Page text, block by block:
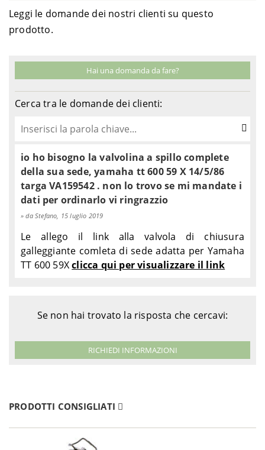
Leggi le domande dei nostri clienti su questo
prodotto.
Hai una domanda da fare?
Cerca tra le domande dei clienti:
io ho bisogno la valvolina a spillo complete
della sua sede, yamaha tt 600 59 X 14/5/86
targa VA159542 . non lo trovo se mi mandate i
dati per ordinarlo vi ringrazzio
da Stefano, 15 luglio 2019
Le allego il link alla valvola di chiusura
galleggiante comleta di sede adatta per Yamaha
TT 600 59Xclicca qui per visualizzare il link
Se non hai trovato la risposta che cercavi:
RICHIEDI INFORMAZIONI
PRODOTTI CONSIGLIATI